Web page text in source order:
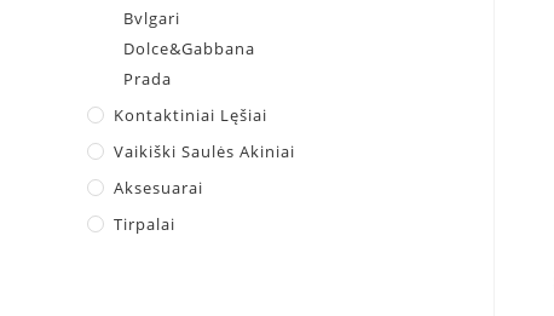
Bvlgari
Dolce&Gabbana
Prada
Kontaktiniai Lęšiai
Vaikiški Saulės Akiniai
Aksesuarai
Tirpalai